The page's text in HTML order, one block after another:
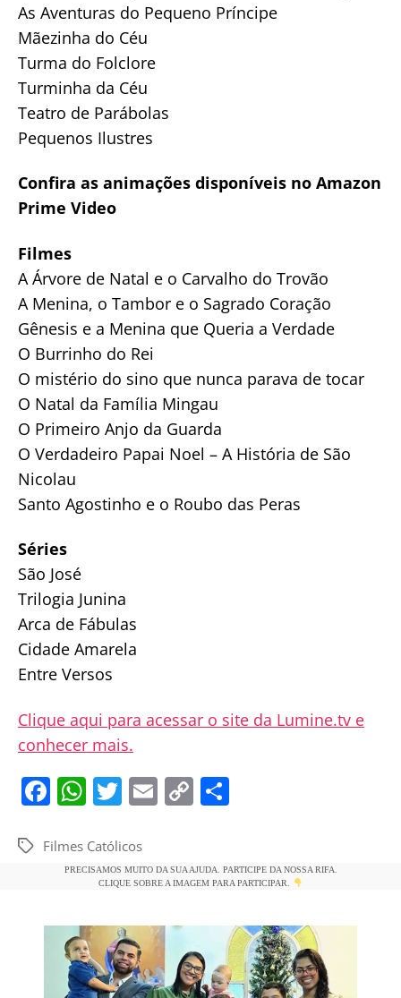
As Aventuras do Pequeno Príncipe
Mãezinha do Céu
Turma do Folclore
Turminha da Céu
Teatro de Parábolas
Pequenos Ilustres
Confira as animações disponíveis no Amazon
Prime Video
Filmes
A Árvore de Natal e o Carvalho do Trovão
A Menina, o Tambor e o Sagrado Coração
Gênesis e a Menina que Queria a Verdade
O Burrinho do Rei
O mistério do sino que nunca parava de tocar
O Natal da Família Mingau
O Primeiro Anjo da Guarda
O Verdadeiro Papai Noel – A História de São
Nicolau
Santo Agostinho e o Roubo das Peras
Séries
São José
Trilogia Junina
Arca de Fábulas
Cidade Amarela
Entre Versos
Clique aqui para acessar o site da Lumine.tv e
conhecer mais.
F
c
e
o
o
W
at
s
p
p
T
itt
er
E
l
C
y
n
k
e
TagsFilmes Católicos
PRECISAMOS MUITO DA SUA AJUDA. PARTICIPE DA NOSSA RIFA.
CLIQUE SOBRE A IMAGEM PARA PARTICIPAR.